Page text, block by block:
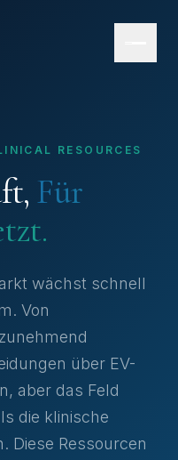
RESOURCES
Für
wächst schnell
Von
über EV-
aber das Feld
die klinische
Diese Ressourcen